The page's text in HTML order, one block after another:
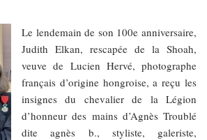
Le lendemain de son 100e anniversaire,
Judith Elkan, rescapée de la Shoah,
veuve de Lucien Hervé, photographe
français d’origine hongroise, a reçu les
insignes du chevalier de la Légion
d’honneur des mains d’Agnès Troublé
dite agnès b., styliste, galeriste,